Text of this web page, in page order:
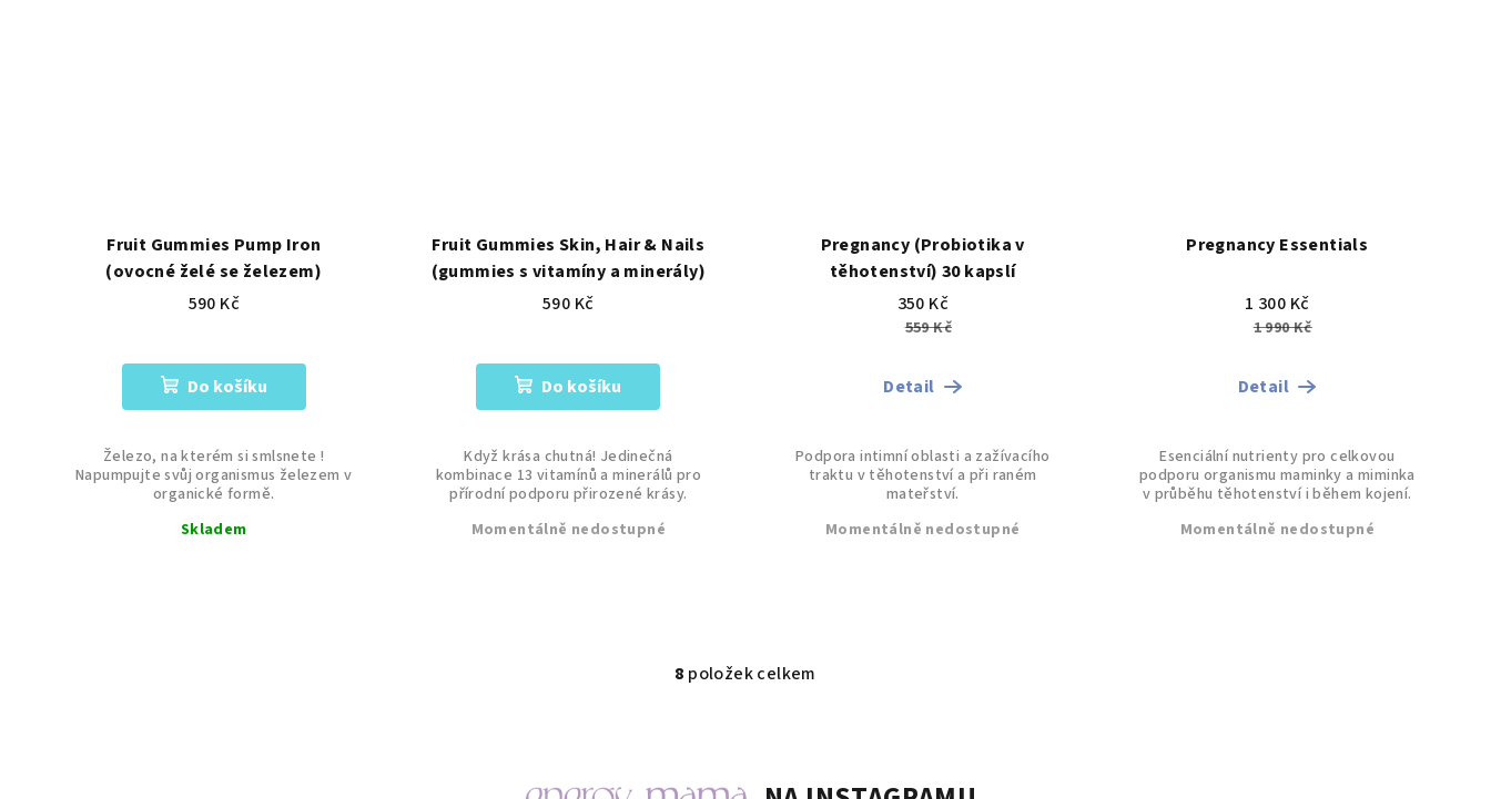
Fruit Gummies Pump Iron
(ovocné želé se železem)
590 Kč
Do košíku
Železo, na kterém si smlsnete !
Napumpujte svůj organismus železem v
organické formě.
Skladem
Fruit Gummies Skin, Hair & Nails
(gummies s vitamíny a minerály)
590 Kč
Do košíku
Když krása chutná! Jedinečná
kombinace 13 vitamínů a minerálů pro
přírodní podporu přirozené krásy.
Momentálně nedostupné
Pregnancy (Probiotika v
těhotenství) 30 kapslí
350 Kč
559 Kč
Detail
Podpora intimní oblasti a zažívacího
traktu v těhotenství a při raném
mateřství.
Momentálně nedostupné
Pregnancy Essentials
1 300 Kč
1 990 Kč
Detail
Esenciální nutrienty pro celkovou
podporu organismu maminky a miminka
v průběhu těhotenství i během kojení.
Momentálně nedostupné
O
8 položek celkem